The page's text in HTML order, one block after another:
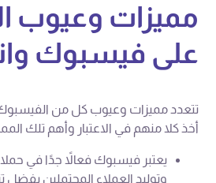
مميزات وعيوب
على فيسبوك
تتعدد مميزات وعيوب كل من
أخذ كلا منهم في الاعتبار وأهم تلك
يعتبر فيسبوك فعالاً جدًا في
وتوليد العملاء المحتملين بفضل